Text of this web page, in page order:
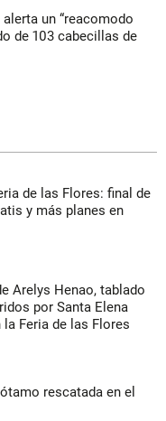
un “reacomodo
de 103 cabecillas de
de las Flores: final de
y más planes en
Arelys Henao, tablado
por Santa Elena
Feria de las Flores
rescatada en el